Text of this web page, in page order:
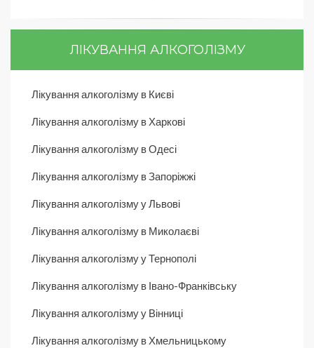
ЛІКУВАННЯ АЛКОГОЛІЗМУ
Лікування алкоголізму в Києві
Лікування алкоголізму в Харкові
Лікування алкоголізму в Одесі
Лікування алкоголізму в Запоріжжі
Лікування алкоголізму у Львові
Лікування алкоголізму в Миколаєві
Лікування алкоголізму у Тернополі
Лікування алкоголізму в Івано-Франківську
Лікування алкоголізму у Вінниці
Лікування алкоголізму в Хмельницькому